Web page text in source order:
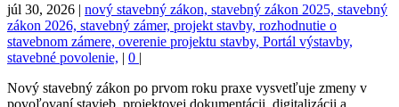
júl 30, 2026 | nový stavebný zákon, stavebný zákon 2025, stavebný
zákon 2026, stavebný zámer, projekt stavby, rozhodnutie o
stavebnom zámere, overenie projektu stavby, Portál výstavby,
stavebné povolenie, | 0 |
Nový stavebný zákon po prvom roku praxe vysvetľuje zmeny v
povoľovaní stavieb, projektovej dokumentácii, digitalizácii a